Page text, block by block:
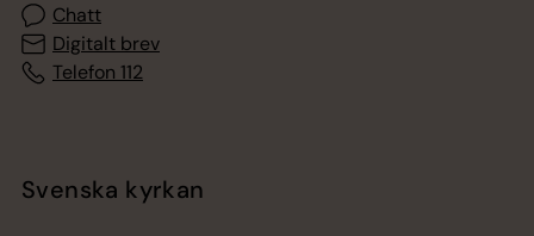
Chatt
Digitalt brev
Telefon 112
Svenska kyrkan